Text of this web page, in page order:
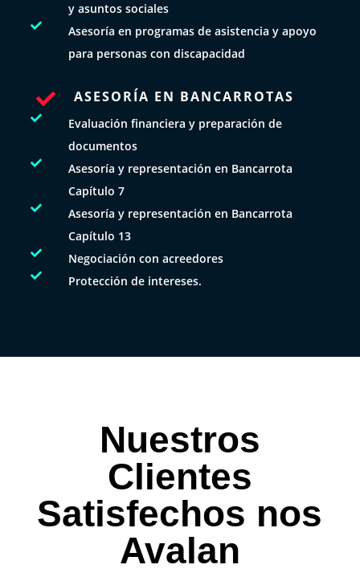
y asuntos sociales

Asesoría en programas de asistencia y apoyo
para personas con discapacidad
 ASESORÍA EN BANCARROTAS

Evaluación financiera y preparación de
documentos

Asesoría y representación en Bancarrota
Capítulo 7

Asesoría y representación en Bancarrota
Capítulo 13
 Negociación con acreedores
 Protección de intereses.
Nuestros
Clientes
Satisfechos nos
Avalan